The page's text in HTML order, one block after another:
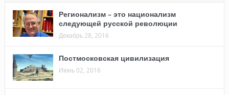
Регионализм – это национализм
следующей русской революции
Декабрь 28, 2016
Постмосковская цивилизация
Июнь 02, 2016